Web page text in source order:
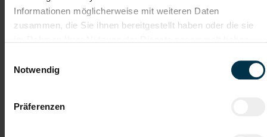
Informationen möglicherweise mit weiteren Daten
zusammen, die Sie ihnen bereitgestellt haben oder die sie
Notwendig
Präferenzen
Weitere interessante Jobmöglichkeiten